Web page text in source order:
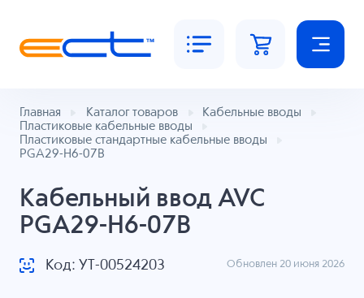
Главная Каталог товаров
Кабельные вводы
Пластиковые кабельные вводы
Пластиковые стандартные кабельные вводы
PGA29-H6-07B
Кабельный ввод AVC
PGA29-H6-07B
Код: УТ-00524203 Обновлен 20 июня 2026